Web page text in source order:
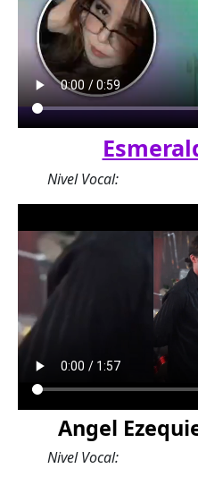
Nivel Vocal:
Angel
Nivel Vocal: